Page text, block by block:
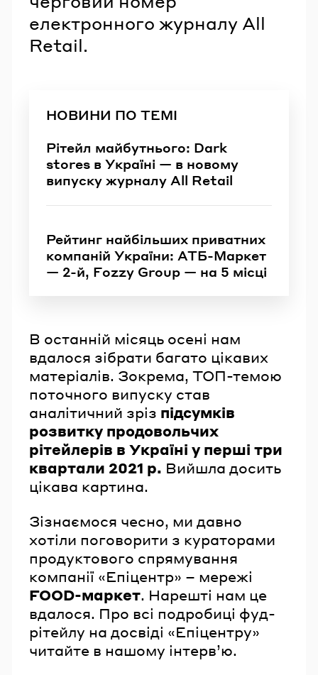
електронного журналу All
Retail.
НОВИНИ ПО ТЕМІ
Рітейл майбутнього: Dark
stores в Україні — в новому
випуску журналу All Retail
Рейтинг найбільших приватних
компаній України: АТБ-Маркет
— 2-й, Fozzy Group — на 5 місці
В останній місяць осені нам
вдалося зібрати багато цікавих
матеріалів. Зокрема, ТОП-темою
поточного випуску став
аналітичний зріз підсумків
розвитку продовольчих
рітейлерів в Україні у перші три
квартали 2021 р. Вийшла досить
цікава картина.
Зізнаємося чесно, ми давно
хотіли поговорити з кураторами
продуктового спрямування
компанії «Епіцентр» – мережі
FOOD-маркет. Нарешті нам це
вдалося. Про всі подробиці фуд-
рітейлу на досвіді «Епіцентру»
читайте в нашому інтервʼю.